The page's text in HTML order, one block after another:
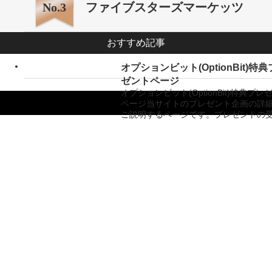
No.3 ファイブスターズマーケッツ
おすすめ記事
オプションビット(OptionBit)特典
ゼントページ
オプションビット(OptionBit)特典プレ
ページ当サイトのプレゼント企画の詳
ご説明するページです。プレゼントの